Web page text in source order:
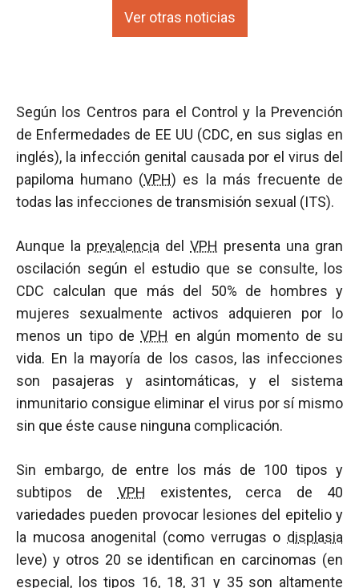
Ver otras noticias
Según los Centros para el Control y la Prevención
de Enfermedades de EE UU (CDC, en sus siglas en
inglés), la infección genital causada por el virus del
papiloma humano (VPH) es la más frecuente de
todas las infecciones de transmisión sexual (ITS).
Aunque la prevalencia del VPH presenta una gran
oscilación según el estudio que se consulte, los
CDC calculan que más del 50% de hombres y
mujeres sexualmente activos adquieren por lo
menos un tipo deVPH en algún momento de su
vida. En la mayoría de los casos, las infecciones
son pasajeras y asintomáticas, y el sistema
inmunitario consigue eliminar el virus por sí mismo
sin que éste cause ninguna complicación.
Sin embargo, de entre los más de 100 tipos y
subtipos de VPH existentes, cerca de 40
variedades pueden provocar lesiones del epitelio y
la mucosa anogenital (como verrugas o displasia
leve) y otros 20 se identifican en carcinomas (en
especial, los tipos 16, 18, 31 y 35 son altamente